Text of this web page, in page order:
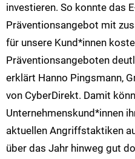
investieren. So konnte das
Präventionsangebot mit
für unsere Kund*innen
Präventionsangeboten
erklärt Hanno Pingsmann,
von CyberDirekt. Damit
Unternehmenskund*innen
aktuellen Angriffstaktiken
über das Jahr hinweg gut